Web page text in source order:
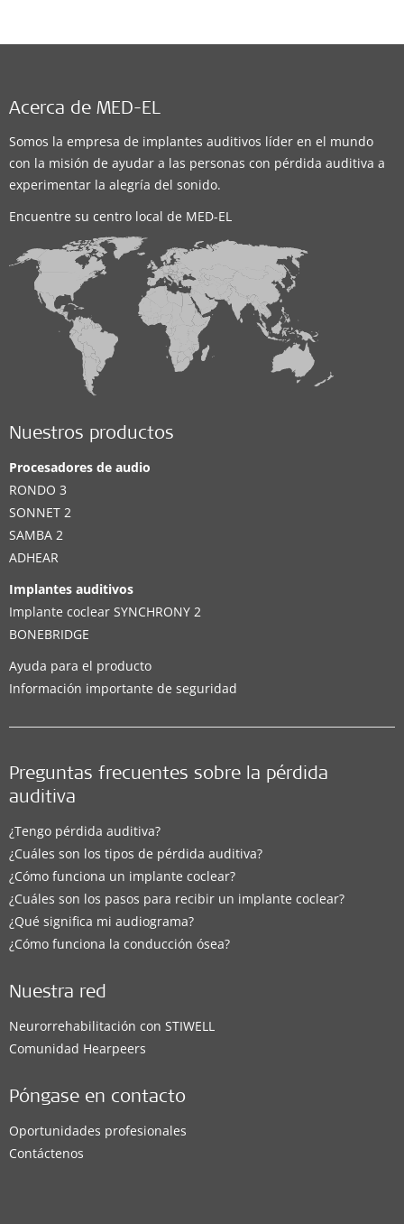
Acerca de MED-EL
Somos la empresa de implantes auditivos líder en el mundo
con la misión de ayudar a las personas con pérdida auditiva a
experimentar la alegría del sonido.
Encuentre su centro local de MED-EL
Nuestros productos
Procesadores de audio
RONDO 3
SONNET 2
SAMBA 2
ADHEAR
Implantes auditivos
Implante coclear SYNCHRONY 2
BONEBRIDGE
Ayuda para el producto
Información importante de seguridad
Preguntas frecuentes sobre la pérdida
auditiva
¿Tengo pérdida auditiva?
¿Cuáles son los tipos de pérdida auditiva?
¿Cómo funciona un implante coclear?
¿Cuáles son los pasos para recibir un implante coclear?
¿Qué significa mi audiograma?
¿Cómo funciona la conducción ósea?
Nuestra red
Neurorrehabilitación con STIWELL
Comunidad Hearpeers
Póngase en contacto
Oportunidades profesionales
Contáctenos